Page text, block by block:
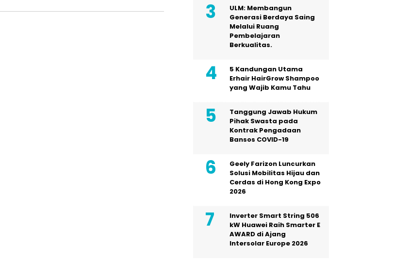
ULM: Membangun
Generasi Berdaya Saing
Melalui Ruang
Pembelajaran
Berkualitas.
5 Kandungan Utama
Erhair HairGrow Shampoo
yang Wajib Kamu Tahu
Tanggung Jawab Hukum
Pihak Swasta pada
Kontrak Pengadaan
Bansos COVID-19
Geely Farizon Luncurkan
Solusi Mobilitas Hijau dan
Cerdas di Hong Kong Expo
2026
Inverter Smart String 506
kW Huawei Raih Smarter E
AWARD di Ajang
Intersolar Europe 2026